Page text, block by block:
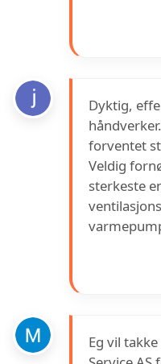
Dyktig,
forventet
Veldig
sterkeste
Eg vil